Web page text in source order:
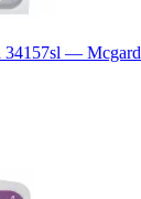
34157sl — Mcgard